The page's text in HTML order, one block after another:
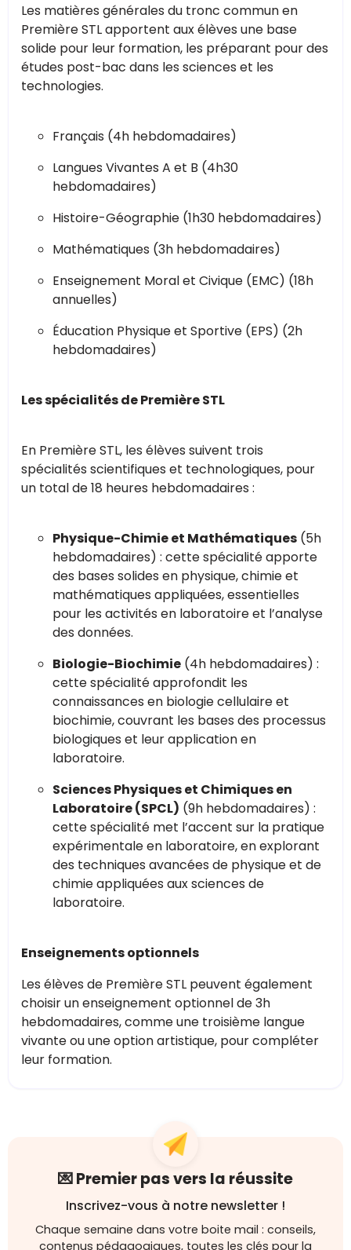
Les matières générales du tronc commun en
Première STL apportent aux élèves une base
solide pour leur formation, les préparant pour des
études post-bac dans les sciences et les
technologies.
Français (4h hebdomadaires)
Langues Vivantes A et B (4h30
hebdomadaires)
Histoire-Géographie (1h30 hebdomadaires)
Mathématiques (3h hebdomadaires)
Enseignement Moral et Civique (EMC) (18h
annuelles)
Éducation Physique et Sportive (EPS) (2h
hebdomadaires)
Les spécialités de Première STL
En Première STL, les élèves suivent trois
spécialités scientifiques et technologiques, pour
un total de 18 heures hebdomadaires :
Physique-Chimie et Mathématiques (5h
hebdomadaires) : cette spécialité apporte
des bases solides en physique, chimie et
mathématiques appliquées, essentielles
pour les activités en laboratoire et l’analyse
des données.
Biologie-Biochimie (4h hebdomadaires) :
cette spécialité approfondit les
connaissances en biologie cellulaire et
biochimie, couvrant les bases des processus
biologiques et leur application en
laboratoire.
Sciences Physiques et Chimiques en
Laboratoire (SPCL) (9h hebdomadaires) :
cette spécialité met l’accent sur la pratique
expérimentale en laboratoire, en explorant
des techniques avancées de physique et de
chimie appliquées aux sciences de
laboratoire.
Enseignements optionnels
Les élèves de Première STL peuvent également
choisir un enseignement optionnel de 3h
hebdomadaires, comme une troisième langue
vivante ou une option artistique, pour compléter
leur formation.
💌 Premier pas vers la réussite
Inscrivez-vous à notre newsletter !
Chaque semaine dans votre boite mail : conseils,
contenus pédagogiques, toutes les clés pour la